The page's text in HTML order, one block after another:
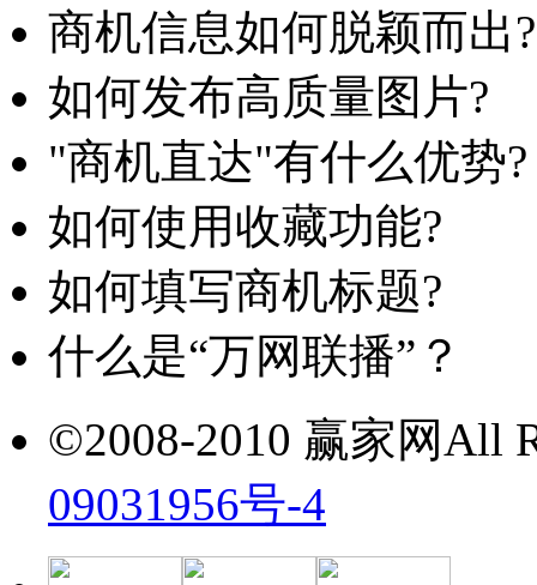
商机信息如何脱颖而出?
如何发布高质量图片?
"商机直达"有什么优势?
如何使用收藏功能?
如何填写商机标题?
什么是“万网联播”？
©2008-2010 赢家网All
09031956号-4